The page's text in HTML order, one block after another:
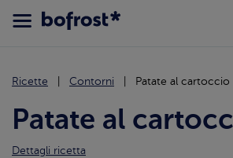
Ricette Contorni Patate al cartoccio
Patate al
Dettagli ricetta